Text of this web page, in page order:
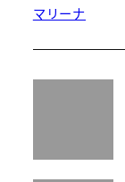
マリーナ